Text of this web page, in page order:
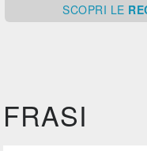
SCOPRI LE
FRASI